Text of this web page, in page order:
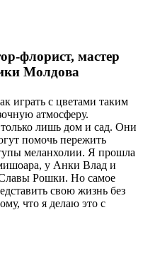
флорист, мастер
Молдова
играть с цветами таким
атмосферу.
лишь дом и сад. Они
помочь пережить
меланхолии. Я прошла
у Анки Влад и
Славы Рошки. Но самое
свою жизнь без
что я делаю это с